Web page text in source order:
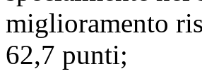
miglioramento
62,7 punti;